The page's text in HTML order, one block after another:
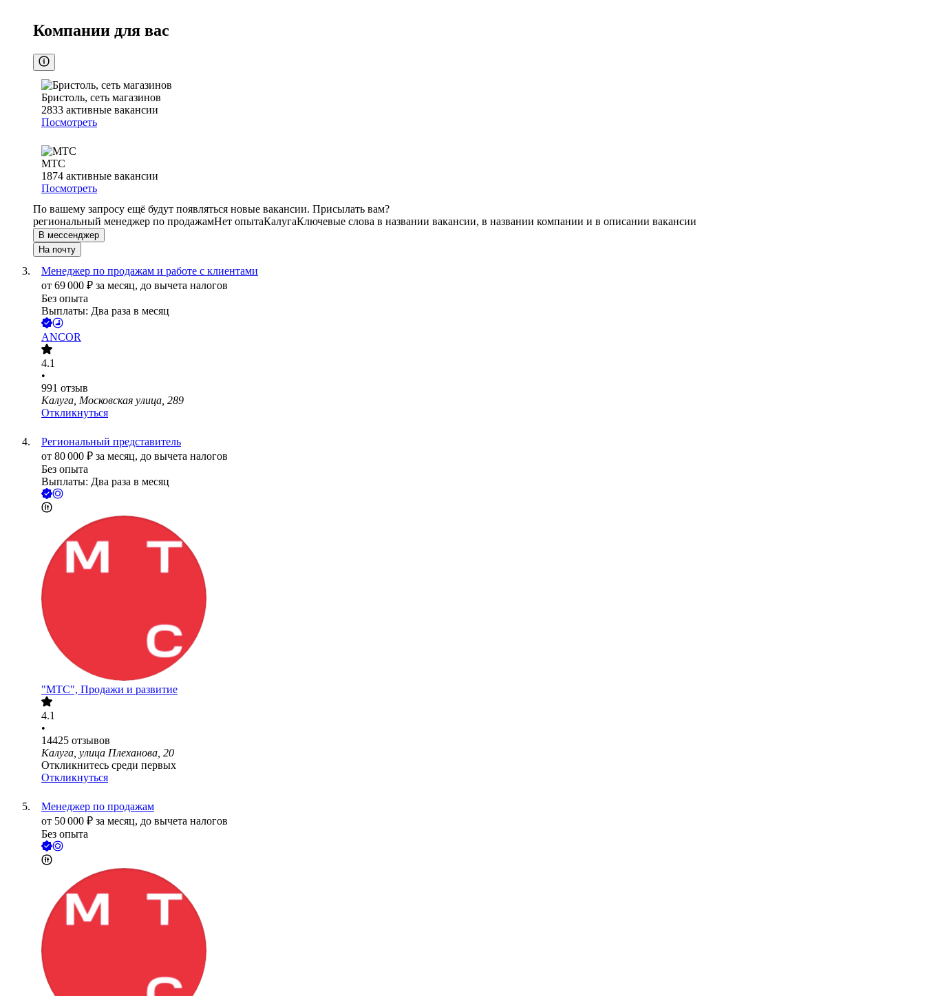
Компании для вас
Бристоль, сеть магазинов
2833 активные вакансии
Посмотреть
МТС
1874 активные вакансии
Посмотреть
По вашему запросу ещё будут появляться новые вакансии. Присылать вам?
региональный менеджер по продажамНет опытаКалугаКлючевые слова в названии вакансии, в названии компании и в описании вакансии
В мессенджер
На почту
Менеджер по продажам и работе с клиентами
от 69 000 ₽ за месяц, до вычета налогов
Без опыта
Выплаты: Два раза в месяц
ANCOR
4.1
•
991 отзыв
Калуга, Московская улица, 289
Откликнуться
Региональный представитель
от 80 000 ₽ за месяц, до вычета налогов
Без опыта
Выплаты: Два раза в месяц
"МТС", Продажи и развитие
4.1
•
14425 отзывов
Калуга, улица Плеханова, 20
Откликнитесь среди первых
Откликнуться
Менеджер по продажам
от 50 000 ₽ за месяц, до вычета налогов
Без опыта